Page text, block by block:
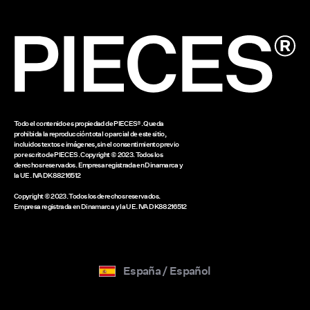
www.bestseller.com
Todo el contenido es propiedad de PIECES®. Queda
prohibida la reproducción total o parcial de este sitio,
incluidos textos e imágenes, sin el consentimiento previo
por escrito de PIECES. Copyright © 2023. Todos los
derechos reservados. Empresa registrada en Dinamarca y
la UE. IVA DK88216512
Copyright © 2023. Todos los derechos reservados.
Empresa registrada en Dinamarca y la UE. IVA DK88216512
España / Español